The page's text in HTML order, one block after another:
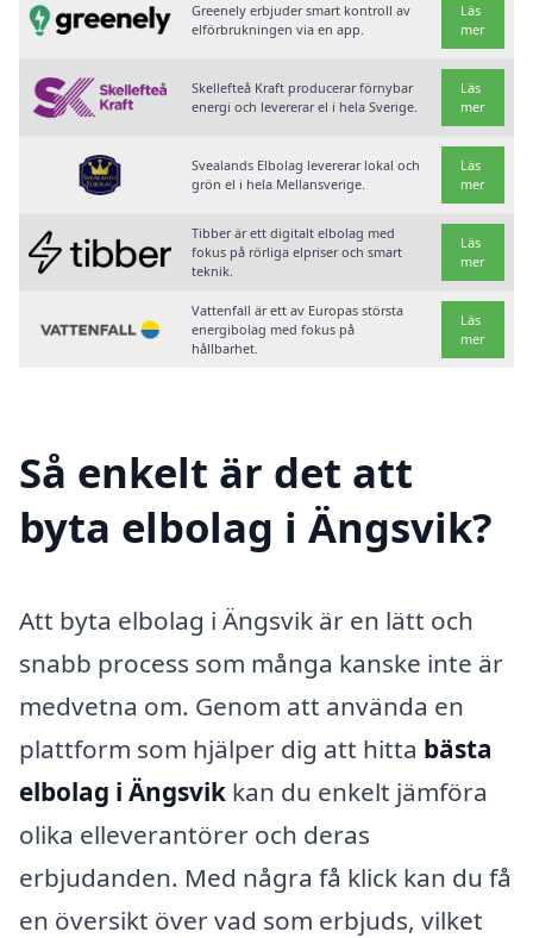
Greenely erbjuder smart kontroll av
elförbrukningen via en app.
Läs
mer
Skellefteå Kraft producerar förnybar
energi och levererar el i hela Sverige.
Läs
mer
Svealands Elbolag levererar lokal och
grön el i hela Mellansverige.
Läs
mer
Tibber är ett digitalt elbolag med
fokus på rörliga elpriser och smart
teknik.
Läs
mer
Vattenfall är ett av Europas största
energibolag med fokus på
hållbarhet.
Läs
mer
Så enkelt är det att
byta elbolag i Ängsvik?
Att byta elbolag i Ängsvik är en lätt och
snabb process som många kanske inte är
medvetna om. Genom att använda en
plattform som hjälper dig att hitta bästa
elbolag i Ängsvik kan du enkelt jämföra
olika elleverantörer och deras
erbjudanden. Med några få klick kan du få
en översikt över vad som erbjuds, vilket